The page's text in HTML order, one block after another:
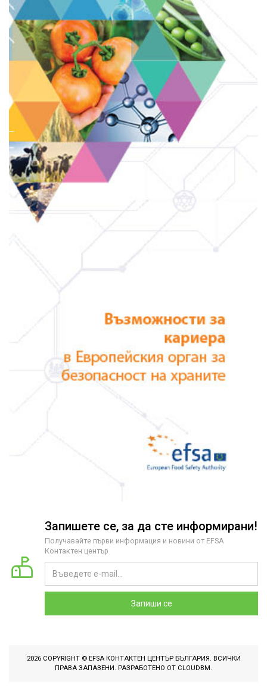
Запишете се, за да сте информирани!
Получавайте първи информация и новини от EFSA
Контактен център
Запиши се
2026 COPYRIGHT © EFSA КОНТАКТЕН ЦЕНТЪР БЪЛГАРИЯ. ВСИЧКИ
ПРАВА ЗАПАЗЕНИ. РАЗРАБОТЕНО ОТ CLOUDBM .